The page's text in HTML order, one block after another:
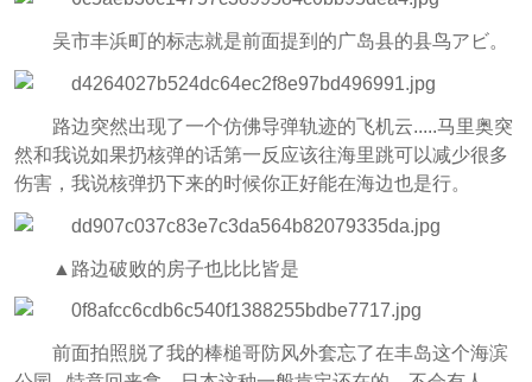
吴市丰浜町的标志就是前面提到的广岛县的县鸟アビ。
路边突然出现了一个仿佛导弹轨迹的飞机云.....马里奥突
然和我说如果扔核弹的话第一反应该往海里跳可以减少很多
伤害，我说核弹扔下来的时候你正好能在海边也是行。
▲路边破败的房子也比比皆是
前面拍照脱了我的棒槌哥防风外套忘了在丰岛这个海滨